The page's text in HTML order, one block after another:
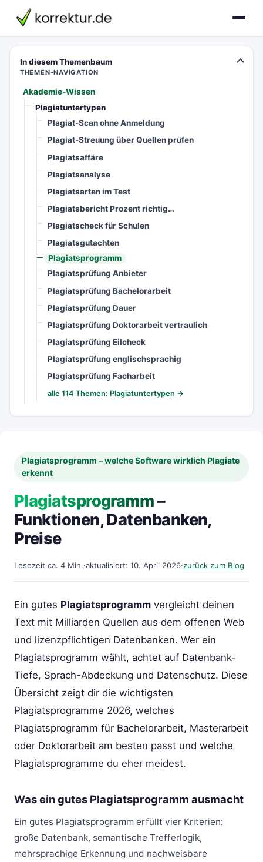
korrektur.de
In diesem Themenbaum
THEMEN-NAVIGATION
Akademie-Wissen
Plagiatuntertypen
Plagiat-Scan ohne Anmeldung
Plagiat-Streuung über Quellen prüfen
Plagiatsaffäre
Plagiatsanalyse
Plagiatsarten im Test
Plagiatsbericht Prozent richtig…
Plagiatscheck für Schulen
Plagiatsgutachten
Plagiatsprogramm
Plagiatsprüfung Anbieter
Plagiatsprüfung Bachelorarbeit
Plagiatsprüfung Dauer
Plagiatsprüfung Doktorarbeit vertraulich
Plagiatsprüfung Eilcheck
Plagiatsprüfung englischsprachig
Plagiatsprüfung Facharbeit
alle 114 Themen: Plagiatuntertypen →
Plagiatsprogramm – welche Software wirklich Plagiate
erkennt
Plagiatsprogramm–
Funktionen, Datenbanken,
Preise
Lesezeit ca. 4 Min.·aktualisiert: 10. April 2026·zurück zum Blog
Ein gutes Plagiatsprogramm vergleicht deinen
Text mit Milliarden Quellen aus dem offenen Web
und lizenzpflichtigen Datenbanken. Wer ein
Plagiatsprogramm wählt, achtet auf Datenbank-
Tiefe, Sprach-Abdeckung und Datenschutz. Diese
Übersicht zeigt dir die wichtigsten
Plagiatsprogramme 2026, welches
Plagiatsprogramm für Bachelorarbeit, Masterarbeit
oder Doktorarbeit am besten passt und welche
Plagiatsprogramme du eher meidest.
Was ein gutes Plagiatsprogramm ausmacht
Ein gutes Plagiatsprogramm erfüllt vier Kriterien:
große Datenbank, semantische Trefferlogik,
mehrsprachige Erkennung und nachweisbare